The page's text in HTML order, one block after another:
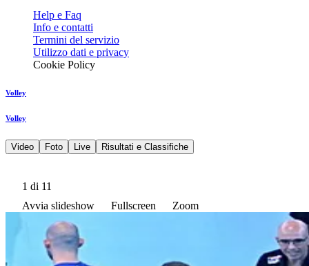
Help e Faq
Info e contatti
Termini del servizio
Utilizzo dati e privacy
Cookie Policy
Volley
Volley
Video Foto Live Risultati e Classifiche
1 di 11
Avvia slideshow
Fullscreen Zoom